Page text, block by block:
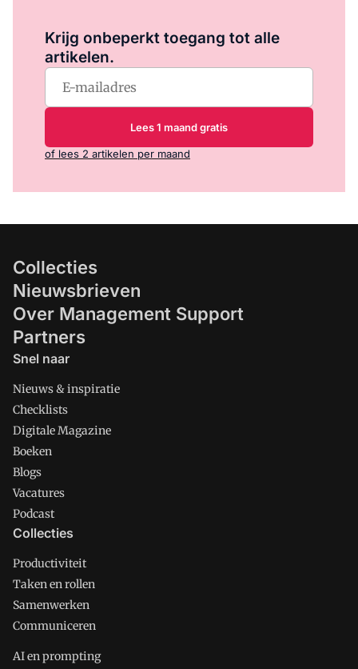
Krijg onbeperkt toegang tot alle
artikelen.
Lees 1 maand gratis
of lees 2 artikelen per maand
Collecties
Nieuwsbrieven
Over Management Support
Partners
Snel naar
Nieuws & inspiratie
Checklists
Digitale Magazine
Boeken
Blogs
Vacatures
Podcast
Collecties
Productiviteit
Taken en rollen
Samenwerken
Communiceren
AI en prompting